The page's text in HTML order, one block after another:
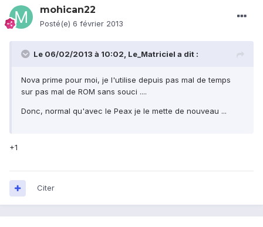
mohican22
Posté(e) 6 février 2013
Le 06/02/2013 à 10:02, Le_Matriciel a dit :
Nova prime pour moi, je l'utilise depuis pas mal de temps
sur pas mal de ROM sans souci ....
Donc, normal qu'avec le Peax je le mette de nouveau ...
+1
Citer